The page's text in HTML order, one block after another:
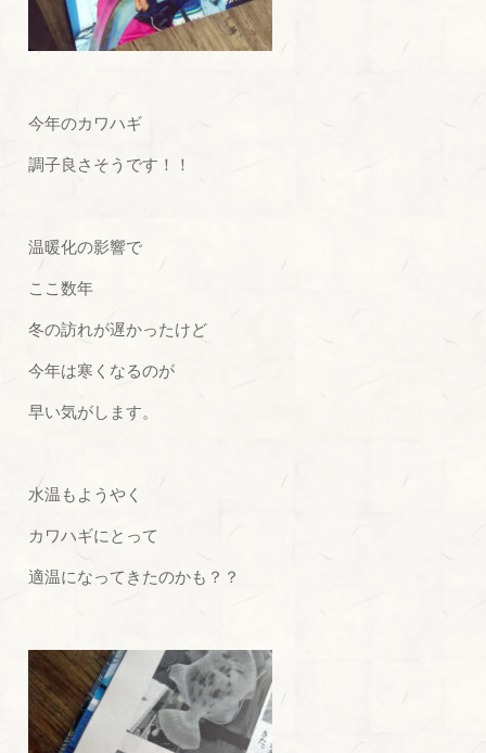
今年のカワハギ
調子良さそうです！！
温暖化の影響で
ここ数年
冬の訪れが遅かったけど
今年は寒くなるのが
早い気がします。
水温もようやく
カワハギにとって
適温になってきたのかも？？